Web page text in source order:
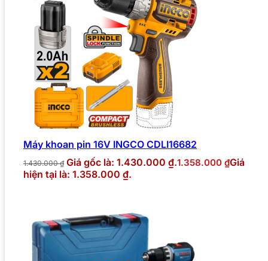
Máy khoan pin 16V INGCO CDLI16682
1.430.000₫ Giá gốc là: 1.430.000 ₫.1.358.000 ₫Giá
hiện tại là: 1.358.000 ₫.